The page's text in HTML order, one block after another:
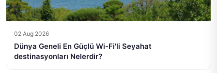
02 Aug 2026
Dünya Geneli En Güçlü Wi-Fi'li Seyahat
destinasyonları Nelerdir?